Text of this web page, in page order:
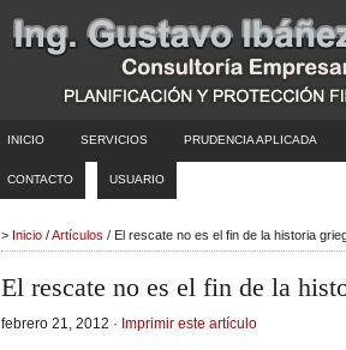
INICIO SERVICIOS PRUDENCIA APLICADA
CONTACTO USUARIO
> Inicio /Artículos / El rescate no es el fin de la historia
El rescate no es el fin de la
febrero 21, 2012 · Imprimir este artículo